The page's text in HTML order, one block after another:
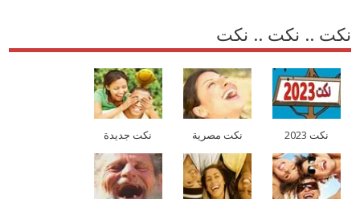
نكت .. نكت .. نكت
نكت 2023 نكت مصرية نكت جديدة